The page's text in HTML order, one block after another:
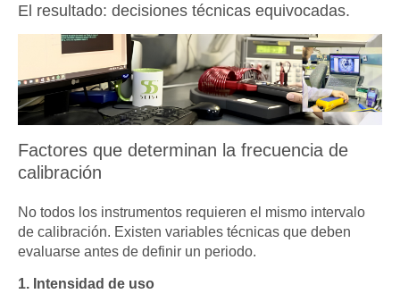
El resultado: decisiones técnicas equivocadas.
Factores que determinan la frecuencia de
calibración
No todos los instrumentos requieren el mismo intervalo
de calibración. Existen variables técnicas que deben
evaluarse antes de definir un periodo.
1. Intensidad de uso